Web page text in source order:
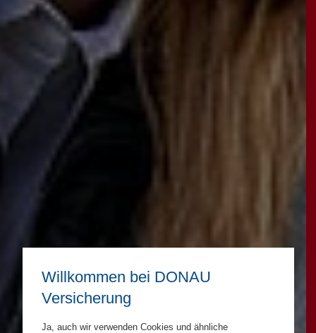
Willkommen bei DONAU
Versicherung
Ja, auch wir verwenden Cookies und ähnliche